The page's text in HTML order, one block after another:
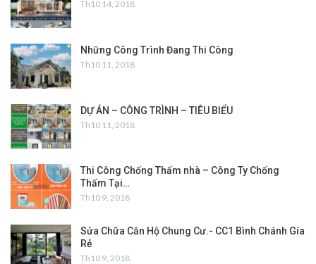
Th10 14, 2018
Những Công Trình Đang Thi Công
Th10 11, 2018
DỰ ÁN – CÔNG TRÌNH – TIÊU BIỂU
Th10 11, 2018
Thi Công Chống Thấm nhà – Công Ty Chống
Thấm Tại…
Th10 9, 2018
Sửa Chữa Căn Hộ Chung Cư.- CC1 Bình Chánh Gía
Rẻ
Th10 9, 2018